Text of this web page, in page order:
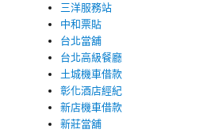
三洋服務站
中和票貼
台北當舖
台北高級餐廳
土城機車借款
彰化酒店經紀
新店機車借款
新莊當舖